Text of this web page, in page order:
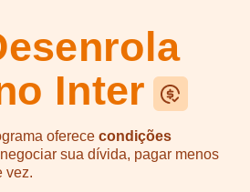
Inter
oferece condições
sua dívida, pagar menos
vez.